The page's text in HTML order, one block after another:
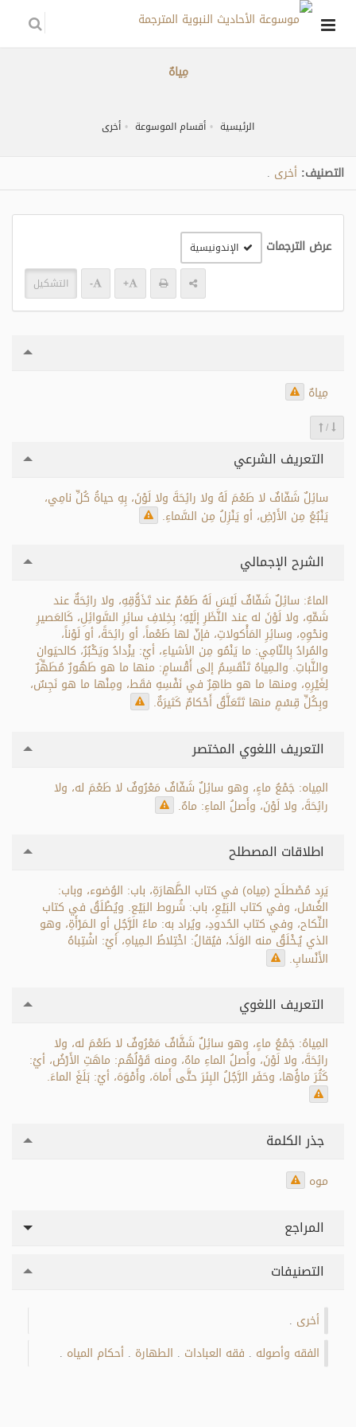
مِياهٌ
الرئيسية أقسام الموسوعة أخرى
التصنيف: أخرى
عرض الترجمات الإندونيسية
+
- التشكيل
مِياهٌ
/
التعريف الشرعي
سائِلٌ شَفّافٌ لا طَعْمَ لَهُ ولا رائِحَةَ ولا لَوْنَ، بِهِ حياةُ كُلِّ نامِي،
يَنْبُعُ مِن الأَرْضِ، أو يَنْزِلُ مِن السَّماءِ.
الشرح الإجمالي
الماءُ: سائِلٌ شَفّافٌ لَيْسَ لَهُ طَعْمٌ عند تَذَوُّقِهِ، ولا رائِحَةٌ عند
شَمِّهِ، ولا لَوْنَ له عند النَّظَرِ إلَيْهِ؛ بِخِلافِ سائِرِ السَّوائِلِ، كَالعَصيرِ
ونحْوِهِ، وسائِرِ المَأْكولاتِ، فإنّ لها طَعْماً، أو رائِحَةً، أو لَوْناً،
والمُرادُ بِالنّامِي: ما يَنْمُو مِن الأشياءِ، أيْ: يزْدادُ ويَكْبُرُ، كالحيَوانِ
والنَّباتِ. والـمِياهُ تَنْقَسِمُ إلى أَقْسامٍ: منها ما هو طَهُورٌ مُطَهِّرٌ
لِغَيْرِهِ، ومنها ما هو طاهِرٌ في نَفْسِهِ فقَط، ومِنْها ما هو نَجِسٌ،
وبِكُلِّ قِسْمٍ منها تَتَعَلَّقُ أَحْكامٌ كَثيرَةٌ.
التعريف اللغوي المختصر
المِياه: جَمْعُ ماءٍ، وهو سائِلٌ شَفّافٌ مَعْرُوفٌ لا طَعْمَ له، ولا
رائِحَةَ، ولا لَوْنَ، وأَصلُ الماءِ: ماهٌ.
اطلاقات المصطلح
يَرِد مُصْطلَح (مِياه) في كتاب الطَّهارَةِ، باب: الوُضوء، وباب:
الغُسْل، وفي كتاب البَيْعِ، باب: شُروط البَيْعِ. ويُطْلَقُ في كتاب
النِّكاح، وفي كتاب الحُدودِ، ويُراد به: ماءُ الرَّجُلِ أو الـمَرْأَةِ، وهو
الذي يُـخْلَقُ منه الوَلَدُ، فيُقالُ: اخْتِلاطُ الـمِياهِ، أيْ: اشْتِباهُ
الأَنْسابِ.
التعريف اللغوي
المِياهُ: جَمْعُ ماءٍ، وهو سائِلٌ شَفَّافٌ مَعْرُوفٌ لا طَعْمَ له، ولا
رائِحَةَ، ولا لَوْنَ، وأَصلُ الماءِ ماهٌ، ومنه قَوْلُهُم: ماهَتِ الأَرْضُ، أيْ:
كَثُرَ ماؤُها، وحَفَر الرَّجُلُ البِئرَ حتَّى أَماهَ، وأَمْوَهَ، أيْ: بَلَغَ الماءَ.
جذر الكلمة
موه
المراجع
التصنيفات
أخرى
الفقه وأصوله فقه العبادات الطهارة أحكام المياه